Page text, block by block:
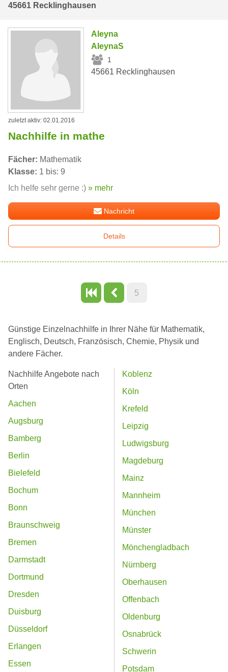
45661 Recklinghausen
Aleyna
AleynaS
1
45661 Recklinghausen
zuletzt aktiv: 02.01.2016
Nachhilfe in mathe
Fächer: Mathematik
Klasse: 1 bis: 9
Ich helfe sehr gerne :) » mehr
Nachricht
Details
5
Günstige Einzelnachhilfe in Ihrer Nähe für Mathematik,
Englisch, Deutsch, Französisch, Chemie, Physik und
andere Fächer.
Nachhilfe Angebote nach
Orten
Aachen
Augsburg
Bamberg
Berlin
Bielefeld
Bochum
Bonn
Braunschweig
Bremen
Darmstadt
Dortmund
Dresden
Duisburg
Düsseldorf
Erlangen
Essen
Koblenz
Köln
Krefeld
Leipzig
Ludwigsburg
Magdeburg
Mainz
Mannheim
München
Münster
Mönchengladbach
Nürnberg
Oberhausen
Offenbach
Oldenburg
Osnabrück
Schwerin
Potsdam